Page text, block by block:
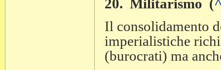
20. Militarismo (
Il consolidamento
imperialistiche
(burocrati) ma